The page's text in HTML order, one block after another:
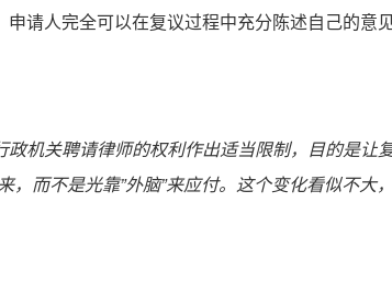
申请人完全可以在复议过程中充分陈述自己的意
政机关聘请律师的权利作出适当限制，目的是让
，而不是光靠”外脑”来应付。这个变化看似不